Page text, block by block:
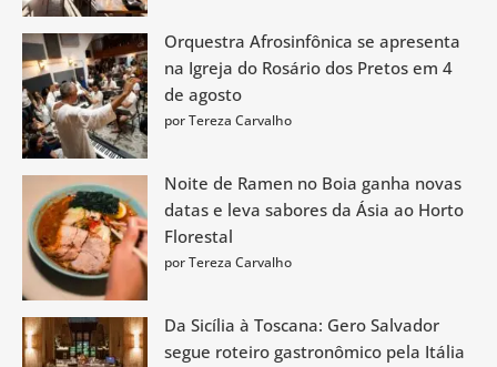
Orquestra Afrosinfônica se apresenta
na Igreja do Rosário dos Pretos em 4
de agosto
por Tereza Carvalho
Noite de Ramen no Boia ganha novas
datas e leva sabores da Ásia ao Horto
Florestal
por Tereza Carvalho
Da Sicília à Toscana: Gero Salvador
segue roteiro gastronômico pela Itália